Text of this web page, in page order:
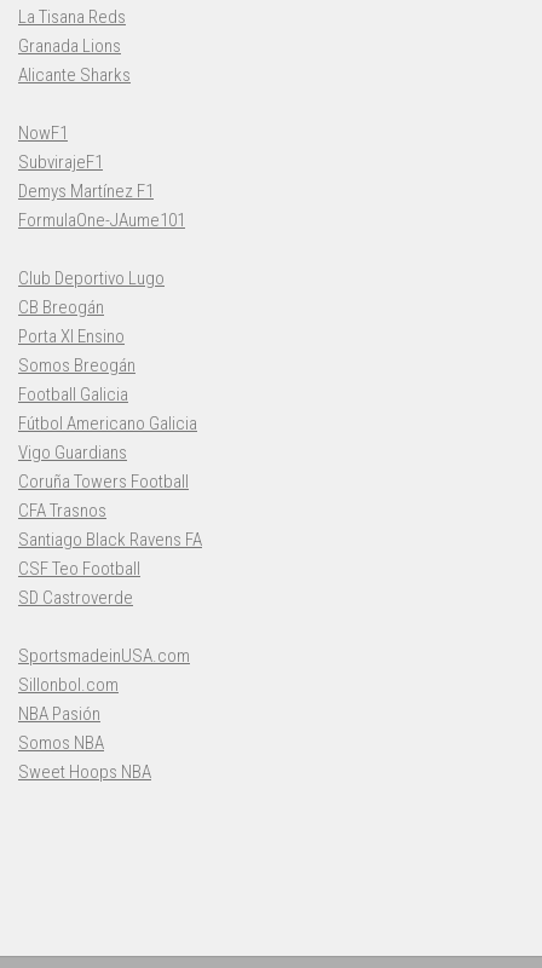
La Tisana Reds
Granada Lions
Alicante Sharks
NowF1
SubvirajeF1
Demys Martínez F1
FormulaOne-JAume101
Club Deportivo Lugo
CB Breogán
Porta XI Ensino
Somos Breogán
Football Galicia
Fútbol Americano Galicia
Vigo Guardians
Coruña Towers Football
CFA Trasnos
Santiago Black Ravens FA
CSF Teo Football
SD Castroverde
SportsmadeinUSA.com
Sillonbol.com
NBA Pasión
Somos NBA
Sweet Hoops NBA